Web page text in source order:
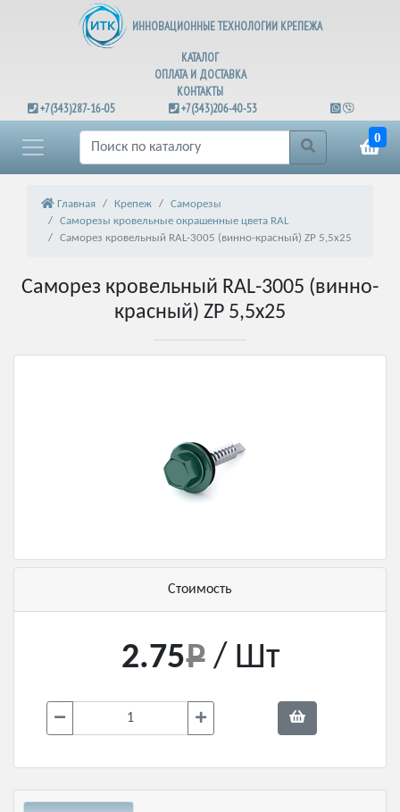
ИННОВАЦИОННЫЕ ТЕХНОЛОГИИ КРЕПЕЖА
КАТАЛОГ
ОПЛАТА И ДОСТАВКА
КОНТАКТЫ
+7(343)287-16-05
+7(343)206-40-53
0
Главная Крепеж
Саморезы
Саморезы кровельные окрашенные цвета RAL
Саморез кровельный RAL-3005 (винно-красный) ZP 5,5х25
Саморез кровельный RAL-3005 (винно-
красный) ZP 5,5х25
Стоимость
2.75 / Шт